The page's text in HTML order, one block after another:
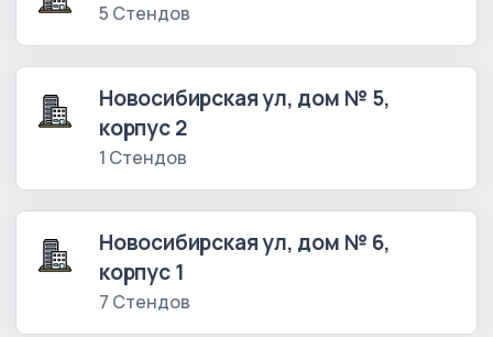
5 Стендов
Новосибирская ул, дом № 5,
корпус 2
1 Стендов
Новосибирская ул, дом № 6,
корпус 1
7 Стендов